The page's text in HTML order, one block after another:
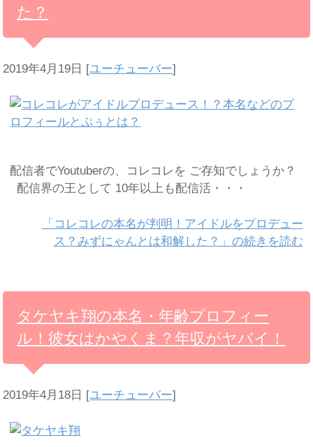
た？
2019年4月19日 [ユーチューバー]
配信者でYoutuberの、コレコレを ご存知でしょうか？
配信界の王として 10年以上も配信活・・・
「コレコレの本名が判明！アイドルをプロデュー
ス？みずにゃんとは和解した？」の続きを読む
タケヤキ翔の本名・年齢プロフィー
ル！彼女はかやくま？年収がヤバイ！
2019年4月18日 [ユーチューバー]